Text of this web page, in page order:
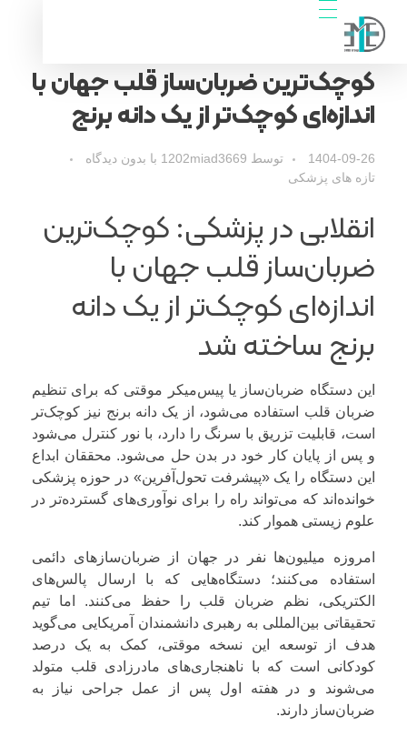
فناوران سپیدجامگان
کوچک‌ترین ضربان‌ساز قلب جهان با
اندازه‌ای کوچک‌تر از یک دانه برنج
1404-09-26 توسط 1202miad3669 با بدون دیدگاه
تازه های پزشکی
انقلابی در پزشکی: کوچک‌ترین
ضربان‌ساز قلب جهان با
اندازه‌ای کوچک‌تر از یک دانه
برنج ساخته شد
این دستگاه ضربان‌ساز یا پیس‌میکر موقتی که برای تنظیم
ضربان قلب استفاده می‌شود، از یک دانه برنج نیز کوچک‌تر
است، قابلیت تزریق با سرنگ را دارد، با نور کنترل می‌شود
و پس از پایان کار خود در بدن حل می‌شود. محققان ابداع
این دستگاه را یک «پیشرفت تحول‌آفرین» در حوزه پزشکی
خوانده‌اند که می‌تواند راه را برای نوآوری‌های گسترده‌تر در
علوم زیستی هموار کند.
امروزه میلیون‌ها نفر در جهان از ضربان‌سازهای دائمی
استفاده می‌کنند؛ دستگاه‌هایی که با ارسال پالس‌های
الکتریکی، نظم ضربان قلب را حفظ می‌کنند. اما تیم
تحقیقاتی بین‌المللی به رهبری دانشمندان آمریکایی می‌گوید
هدف از توسعه این نسخه موقتی، کمک به یک درصد
کودکانی است که با ناهنجاری‌های مادرزادی قلب متولد
می‌شوند و در هفته اول پس از عمل جراحی نیاز به
ضربان‌ساز دارند.